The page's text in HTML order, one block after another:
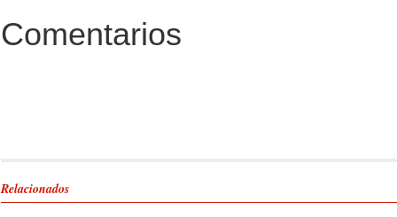
Comentarios
Relacionados